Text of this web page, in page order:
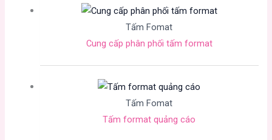
Tấm Fomat
Cung cấp phân phối tấm format
Tấm Fomat
Tấm format quảng cáo